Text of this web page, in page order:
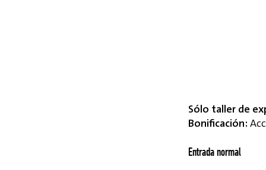
Sólo taller de
Bonificación:
Entrada normal